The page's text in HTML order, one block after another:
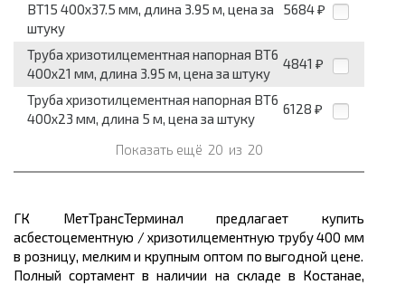
ВТ15 400x37.5 мм, длина 3.95 м, цена за
штуку
5684 ₽
Труба хризотилцементная напорная ВТ6
400x21 мм, длина 3.95 м, цена за штуку
4841 ₽
Труба хризотилцементная напорная ВТ6
400x23 мм, длина 5 м, цена за штуку
6128 ₽
Показать ещё 20 из 20
ГК МетТрансТерминал предлагает купить
асбестоцементную / хризотилцементную трубу 400 мм
в розницу, мелким и крупным оптом по выгодной цене.
Полный сортамент в наличии на складе в Костанае,